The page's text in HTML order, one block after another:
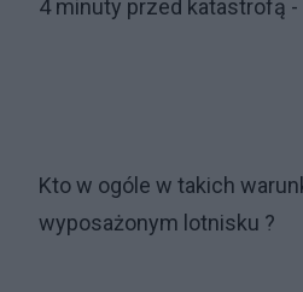
4 minuty przed katastrofą -
Kto w ogóle w takich
wyposażonym lotnisku ?